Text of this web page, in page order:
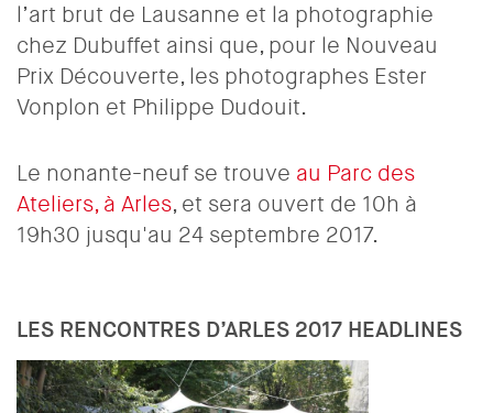
l’art brut de Lausanne et la photographie
chez Dubuffet ainsi que, pour le Nouveau
Prix Découverte, les photographes Ester
Vonplon et Philippe Dudouit.
Le nonante-neuf se trouve au Parc des
Ateliers, à Arles, et sera ouvert de 10h à
19h30 jusqu'au 24 septembre 2017.
LES RENCONTRES D’ARLES 2017 HEADLINES